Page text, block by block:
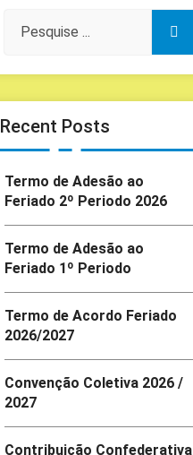
Recent Posts
Termo de Adesão ao
Feriado 2º Periodo 2026
Termo de Adesão ao
Feriado 1º Periodo
Termo de Acordo Feriado
2026/2027
Convenção Coletiva 2026 /
2027
Contribuição Confederativa